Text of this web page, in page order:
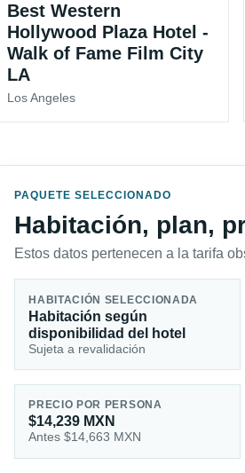
Best Western
Hollywood Plaza Hotel -
Walk of Fame Film City
LA
Los Angeles
PAQUETE SELECCIONADO
Habitación, plan,
Estos datos pertenecen a la tarifa
HABITACIÓN SELECCIONADA
Habitación según
disponibilidad del hotel
Sujeta a revalidación
PRECIO POR PERSONA
$14,239 MXN
Antes $14,663 MXN